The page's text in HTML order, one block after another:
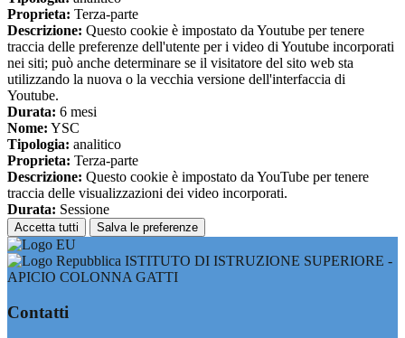
Proprieta: Terza-parte
Descrizione: Questo cookie è impostato da Youtube per tenere
traccia delle preferenze dell'utente per i video di Youtube incorporati
nei siti; può anche determinare se il visitatore del sito web sta
utilizzando la nuova o la vecchia versione dell'interfaccia di
Youtube.
Durata: 6 mesi
Nome: YSC
Tipologia: analitico
Proprieta: Terza-parte
Descrizione: Questo cookie è impostato da YouTube per tenere
traccia delle visualizzazioni dei video incorporati.
Durata: Sessione
Accetta tutti Salva le preferenze
ISTITUTO DI ISTRUZIONE SUPERIORE -
APICIO COLONNA GATTI
Contatti